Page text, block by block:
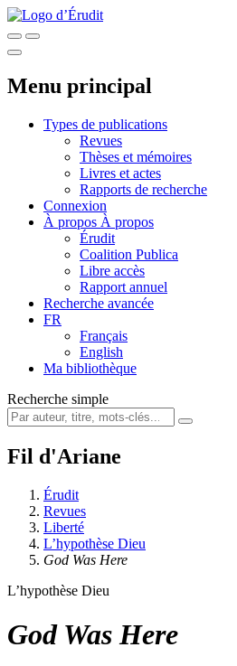
Menu principal
Types de publications
Revues
Thèses et mémoires
Livres et actes
Rapports de recherche
Connexion
À propos À propos
Érudit
Coalition Publica
Libre accès
Rapport annuel
Recherche avancée
FR
Français
English
Ma bibliothèque
Recherche simple
Fil d'Ariane
Érudit
Revues
Liberté
L’hypothèse Dieu
God Was Here
L’hypothèse Dieu
God Was Here